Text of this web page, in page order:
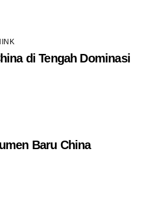
di Tengah Dominasi
Baru China